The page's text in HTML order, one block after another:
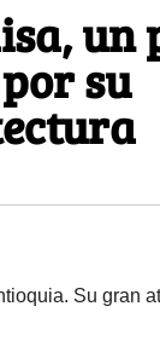
un
su
Su gran